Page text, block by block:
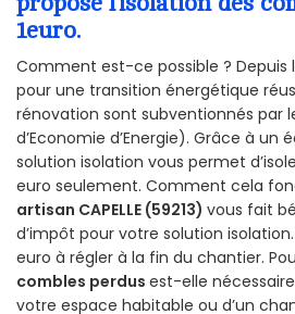
1euro.
Comment est-ce possible ? Depuis
pour une transition énergétique
rénovation sont subventionnés par
d’Economie d’Energie). Grâce à
solution isolation vous permet
euro seulement. Comment cela
artisan CAPELLE (59213) vous fait
d’impôt pour votre solution isolation.
euro à régler à la fin du chantier.
combles perdus est-elle nécessaire
votre espace habitable ou d’un